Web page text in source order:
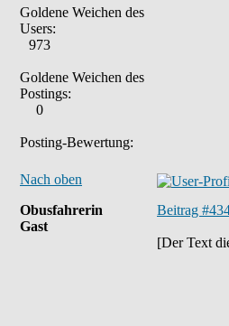
Goldene Weichen des
Users:
973
Goldene Weichen des
Postings:
0
Posting-Bewertung:
Nach oben
Obusfahrerin
Gast
Beitrag
[Der Text